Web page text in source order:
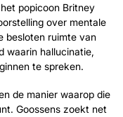
popicoon Britney
over mentale
besloten ruimte van
waarin hallucinatie,
te spreken.
de manier waarop die
Goossens zoekt net